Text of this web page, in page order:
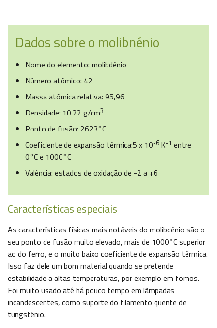
Dados sobre o molibnénio
Nome do elemento: molibdénio
Número atómico: 42
Massa atómica relativa: 95,96
Densidade: 10.22 g/cm3
Ponto de fusão: 2623°C
Coeficiente de expansão térmica:5 x 10-6 K-1 entre
0°C e 1000°C
Valência: estados de oxidação de -2 a +6
Características especiais
As características físicas mais notáveis do molibdénio são o
seu ponto de fusão muito elevado, mais de 1000°C superior
ao do ferro, e o muito baixo coeficiente de expansão térmica.
Isso faz dele um bom material quando se pretende
estabilidade a altas temperaturas, por exemplo em fornos.
Foi muito usado até há pouco tempo em lâmpadas
incandescentes, como suporte do filamento quente de
tungsténio.